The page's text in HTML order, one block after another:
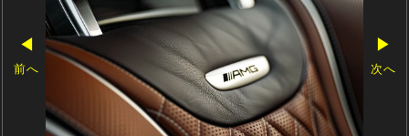
◀
前へ
▶
次へ